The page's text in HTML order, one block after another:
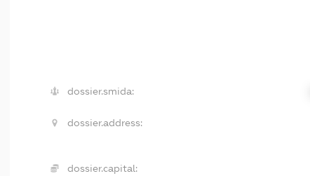
dossier.smida:
dossier.address:
dossier.capital: